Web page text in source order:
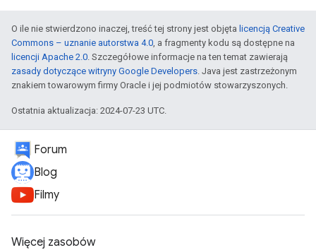
O ile nie stwierdzono inaczej, treść tej strony jest objęta licencją Creative
Commons – uznanie autorstwa 4.0, a fragmenty kodu są dostępne na
licencji Apache 2.0. Szczegółowe informacje na ten temat zawierają
zasady dotyczące witryny Google Developers. Java jest zastrzeżonym
znakiem towarowym firmy Oracle i jej podmiotów stowarzyszonych.
Ostatnia aktualizacja: 2024-07-23 UTC.
Forum
Blog
Filmy
Więcej zasobów